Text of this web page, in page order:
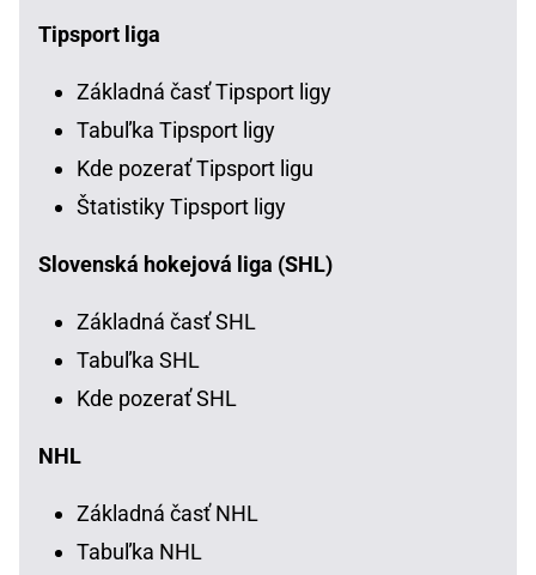
Tipsport liga
Základná časť Tipsport ligy
Tabuľka Tipsport ligy
Kde pozerať Tipsport ligu
Štatistiky Tipsport ligy
Slovenská hokejová liga (SHL)
Základná časť SHL
Tabuľka SHL
Kde pozerať SHL
NHL
Základná časť NHL
Tabuľka NHL